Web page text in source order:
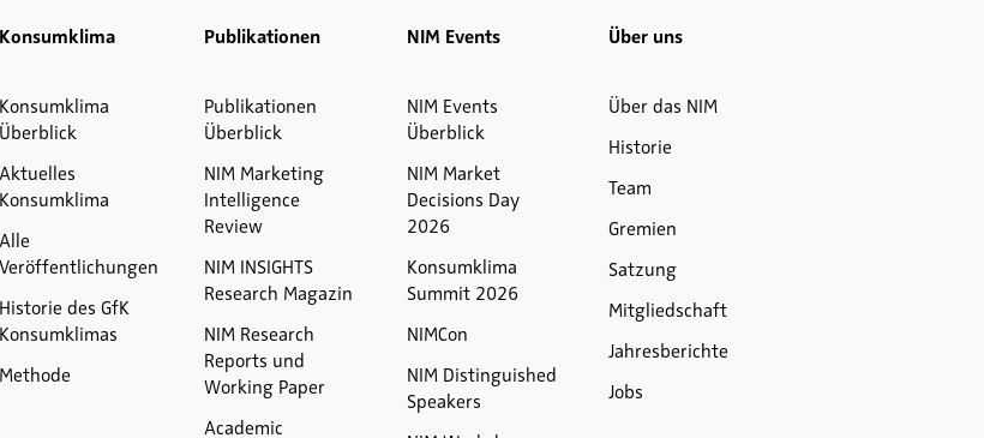
Konsumklima
Konsumklima
Überblick
Aktuelles
Konsumklima
Alle
Veröffentlichungen
Historie des GfK
Konsumklimas
Methode
Publikationen
Publikationen
Überblick
NIM Marketing
Intelligence
Review
NIM INSIGHTS
Research Magazin
NIM Research
Reports und
Working Paper
Academic
NIM Events
NIM Events
Überblick
NIM Market
Decisions Day
2026
Konsumklima
Summit 2026
NIMCon
NIM Distinguished
Speakers
Über uns
Über das NIM
Historie
Team
Gremien
Satzung
Mitgliedschaft
Jahresberichte
Jobs